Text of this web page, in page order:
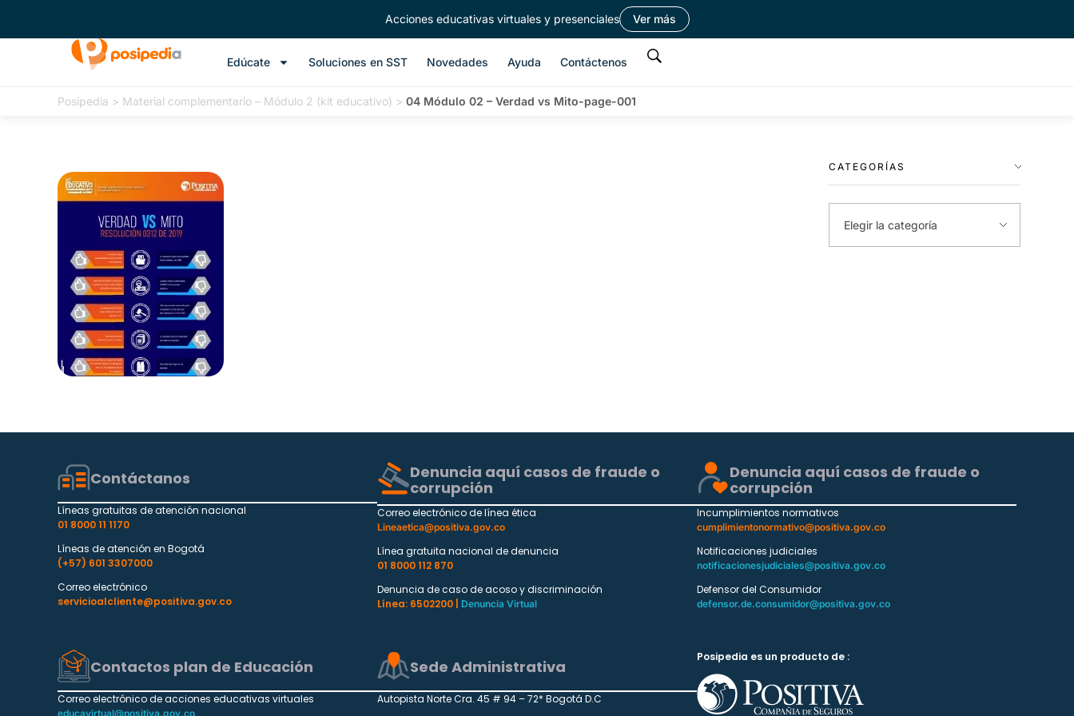
Acciones educativas virtuales y presenciales Ver más
Edúcate Soluciones en SST Novedades Ayuda Contáctenos
Posipedia > Material complementario – Módulo 2 (kit educativo) > 04 Módulo 02 – Verdad vs Mito-page-001
CATEGORÍAS
Contáctanos
Líneas gratuitas de atención nacional
01 8000 11 1170
Líneas de atención en Bogotá
(+57) 601 3307000
Correo electrónico
servicioalcliente@positiva.gov.co
Denuncia aquí casos de fraude o
corrupción
Correo electrónico de línea ética
Lineaetica@positiva.gov.co
Línea gratuita nacional de denuncia
01 8000 112 870
Denuncia de caso de acoso y discriminación
Línea: 6502200 |
Denuncia Virtual
Denuncia aquí casos de fraude o
corrupción
Incumplimientos normativos
cumplimientonormativo@positiva.gov.co
Notificaciones judiciales
notificacionesjudiciales@positiva.gov.co
Defensor del Consumidor
defensor.de.consumidor@positiva.gov.co
Contactos plan de Educación
Correo electrónico de acciones educativas virtuales
educavirtual@positiva.gov.co
Sede Administrativa
Autopista Norte Cra. 45 # 94 – 72* Bogotá D.C
Posipedia es un producto de :